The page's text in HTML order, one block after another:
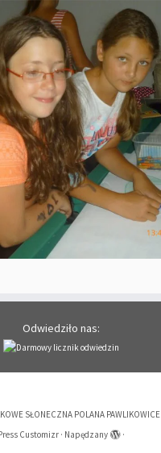
Odwiedziło nas:
SŁONECZNA POLANA PAWLIKOWICE
Customizr · Napędzany ·